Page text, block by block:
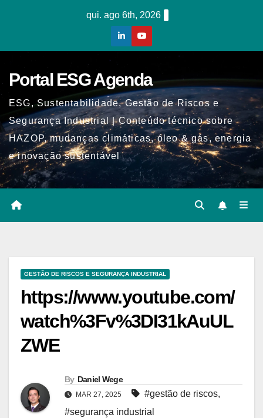
qui. ago 6th, 2026
Portal ESG Agenda
ESG, Sustentabilidade, Gestão de Riscos e
Segurança Industrial | Conteúdo técnico sobre
HAZOP, mudanças climáticas, óleo & gás, energia
e inovação sustentável
GESTÃO DE RISCOS E SEGURANÇA INDUSTRIAL
https://www.youtube.com/
watch%3Fv%3DI31kAuUL
ZWE
By Daniel Wege
MAR 27, 2025 #gestão de riscos,
#segurança industrial